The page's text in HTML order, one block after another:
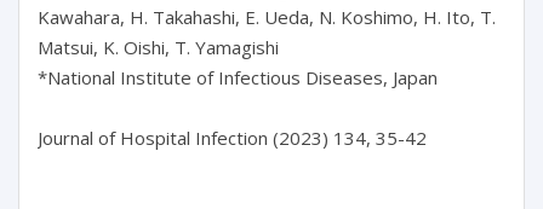
Kawahara, H. Takahashi, E. Ueda, N. Koshimo, H. Ito, T.
Matsui, K. Oishi, T. Yamagishi
*National Institute of Infectious Diseases, Japan
Journal of Hospital Infection (2023) 134, 35-42